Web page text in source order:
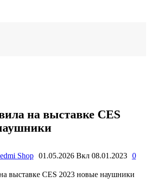
на выставке CES
Shop 01.05.2026 Вкл 08.01.2023 0